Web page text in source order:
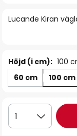
Lucande Kiran
Höjd (i cm): 100
60 cm
100 cm
1